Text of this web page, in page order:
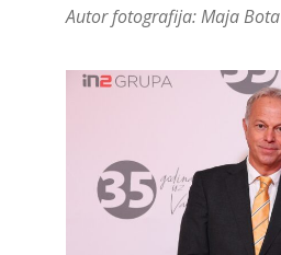
Autor fotografija: Maja Bota